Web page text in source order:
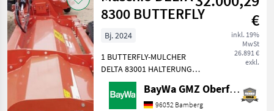
8300 BUTTERFLY
€
inkl. 19%
MwSt
26.891 €
exkl.
Bj. 2024
1 BUTTERFLY-MULCHER
DELTA 83001 HALTERUNG
RÄDER FÜR DELTA1 SATZ
RÄDER FÜR GEMELLA1
WALTERSCHEID-
BayWa GMZ Oberfranken
96052 Bamberg